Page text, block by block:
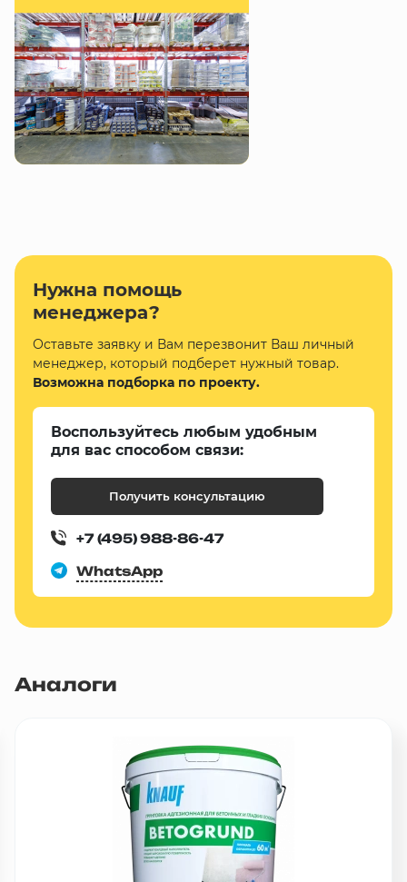
Нужна помощь
менеджера?
Оставьте заявку и Вам перезвонит Ваш личный
менеджер, который подберет нужный товар.
Возможна подборка по проекту.
Воспользуйтесь любым удобным
для вас способом связи:
Получить консультацию
+7 (495) 988-86-47
WhatsApp
Аналоги